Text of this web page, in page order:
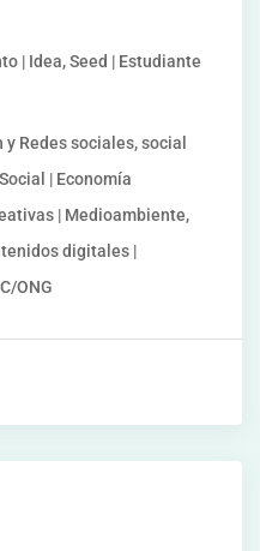
| Idea, Seed | Estudiante
Redes sociales, social
| Economía
| Medioambiente,
digitales |
ONG